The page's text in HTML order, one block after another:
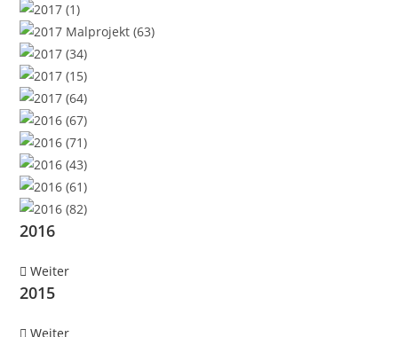
2016
Weiter
2015
Weiter